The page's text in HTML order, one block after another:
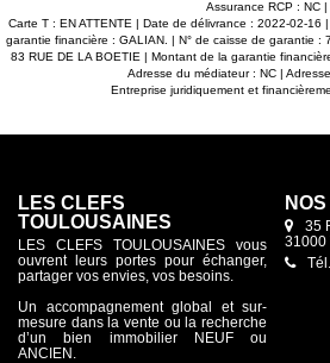
Assurance RCP : NC |
Carte T : EN ATTENTE | Date de délivrance : 2022-02-16
garantie financière : GALIAN. | N° de caisse de garantie :
83 RUE DE LA BOETIE | Montant de la garantie
Adresse du médiateur : NC |
Entreprise juridiquement et
LES CLEFS
TOULOUSAINES
LES CLEFS TOULOUSAINES vous
ouvrent leurs portes pour échanger,
partager vos envies, vos besoins.
Un accompagnement global et sur-
mesure dans la vente ou la recherche
d’un bien immobilier NEUF ou
ANCIEN.
35
31000